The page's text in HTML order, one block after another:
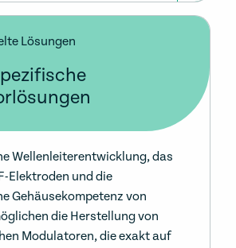
Lösungen
Wellenleiterentwicklung, das
Elektroden und die
Gehäusekompetenz von
die Herstellung von
Modulatoren, die exakt auf